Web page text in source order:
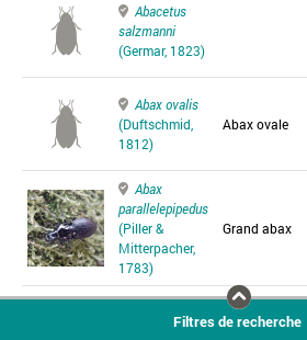
Abacetus
salzmanni
(Germar, 1823)
Abax ovalis
(Duftschmid,
1812)
Abax ovale
Abax
parallelepipedus
(Piller &
Mitterpacher,
1783)
Grand abax
Abax
Abax
Filtres de recherche